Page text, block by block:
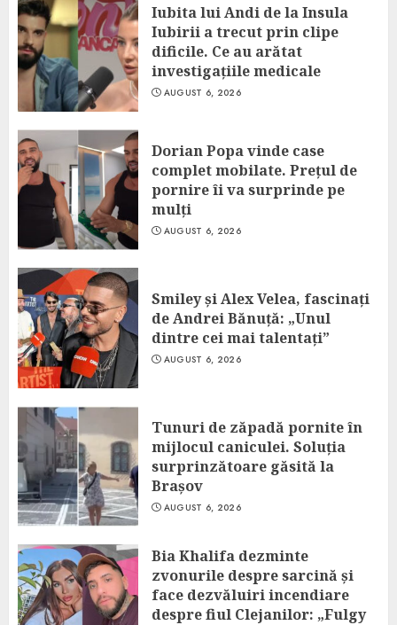
Iubita lui Andi de la Insula
Iubirii a trecut prin clipe
dificile. Ce au arătat
investigațiile medicale
AUGUST 6, 2026
Dorian Popa vinde case
complet mobilate. Prețul de
pornire îi va surprinde pe
mulți
AUGUST 6, 2026
Smiley și Alex Velea, fascinați
de Andrei Bănuță: „Unul
dintre cei mai talentați”
AUGUST 6, 2026
Tunuri de zăpadă pornite în
mijlocul caniculei. Soluția
surprinzătoare găsită la
Brașov
AUGUST 6, 2026
Bia Khalifa dezminte
zvonurile despre sarcină și
face dezvăluiri incendiare
despre fiul Clejanilor: „Fulgy